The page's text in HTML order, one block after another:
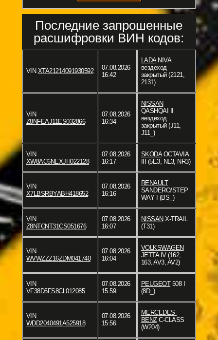
Последние запрошенные
расшифровки ВИН кодов:
VIN XTA21214091930592
07.08.2026
16:42
LADANIVA
вездеход
закрытый (2121,
2131)
VIN
Z8NFEAJ11ES032866
07.08.2026
16:34
NISSAN
QASHQAI II
вездеход
закрытый (J11,
J11_)
VIN
XW8AC6NEXJH022128
07.08.2026
16:17
SKODAOCTAVIA
III (5E3, NL3, NR3)
VIN
X7LBSRBYABH418652
07.08.2026
16:16
RENAULT
SANDERO/STEP
WAY I (BS_)
VIN
Z8NTCNT31CS051676
07.08.2026
16:07
NISSAN X-TRAIL
(T31)
VIN
WVWZZZ16ZDM041740
07.08.2026
16:04
VOLKSWAGEN
JETTA IV (162,
163, AV3, AV2)
VIN
VF38D5FS8CL012085
07.08.2026
15:59
PEUGEOT508 I
(8D_)
VIN
WDD2040491A525918
07.08.2026
15:56
MERCEDES-
BENZC-CLASS
(W204)